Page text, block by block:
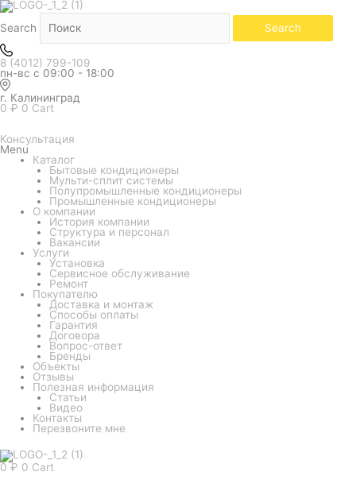
Search Search
8 (4012) 799-109
пн-вс с 09:00 - 18:00
г. Калининград
0 ₽ 0 Cart
Консультация
Menu
Каталог
Бытовые кондиционеры
Мульти-сплит системы
Полупромышленные кондиционеры
Промышленные кондиционеры
О компании
История компании
Структура и персонал
Вакансии
Услуги
Установка
Сервисное обслуживание
Ремонт
Покупателю
Доставка и монтаж
Способы оплаты
Гарантия
Договора
Вопрос-ответ
Бренды
Объекты
Отзывы
Полезная информация
Статьи
Видео
Контакты
Перезвоните мне
0 ₽ 0 Cart
Серый Чёрный
Количество
товара
Кондиционер
GREE
серия
Pular
Arctic
GWH24AGEXF-
K6DNA4A
серебристый